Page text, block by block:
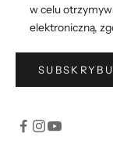
w celu
elektroniczną,